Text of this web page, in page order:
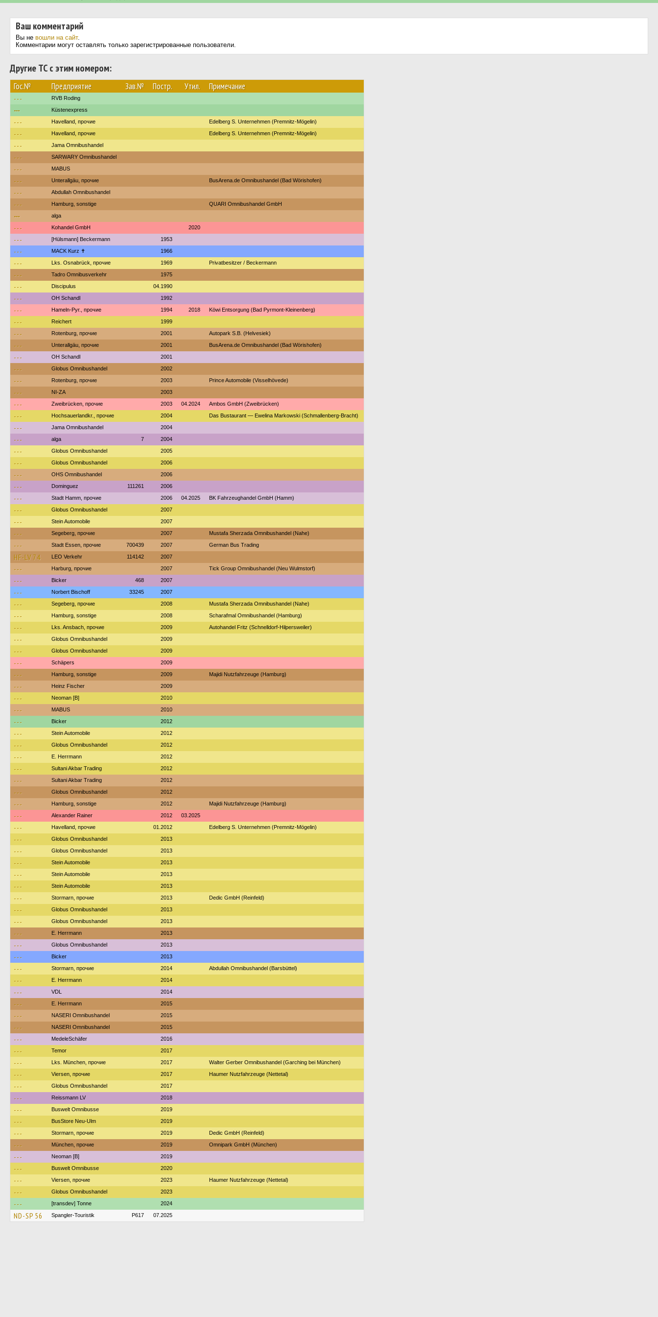
Ваш комментарий
Вы не вошли на сайт.
Комментарии могут оставлять только зарегистрированные пользователи.
Другие ТС с этим номером:
Гос.№ Предприятие Зав.№ Постр. Утил. Примечание
--- RVB Roding
--- Küstenexpress
--- Havelland, прочие Edelberg S. Unternehmen (Premnitz-Mögelin)
--- Havelland, прочие Edelberg S. Unternehmen (Premnitz-Mögelin)
--- Jama Omnibushandel
--- SARWARY Omnibushandel
--- MABUS
--- Unterallgäu, прочие BusArena.de Omnibushandel (Bad Wörishofen)
--- Abdullah Omnibushandel
--- Hamburg, sonstige QUARI Omnibushandel GmbH
--- alga
--- Kohandel GmbH 2020
--- [Hülsmann] Beckermann 1953
--- MACK Kurz ✝ 1966
--- Lks. Osnabrück, прочие 1969 Privatbesitzer / Beckermann
--- Tadro Omnibusverkehr 1975
--- Discipulus 04.1990
--- OH Schandl 1992
--- Hameln-Pyr., прочие 1994 2018 Köwi Entsorgung (Bad Pyrmont-Kleinenberg)
--- Reichert 1999
--- Rotenburg, прочие 2001 Autopark S.B. (Helvesiek)
--- Unterallgäu, прочие 2001 BusArena.de Omnibushandel (Bad Wörishofen)
--- OH Schandl 2001
--- Globus Omnibushandel 2002
--- Rotenburg, прочие 2003 Prince Automobile (Visselhövede)
--- NI-ZA 2003
--- Zweibrücken, прочие 2003 04.2024 Ambos GmbH (Zweibrücken)
--- Hochsauerlandkr., прочие 2004 Das Bustaurant — Ewelina Markowski (Schmallenberg-Bracht)
--- Jama Omnibushandel 2004
--- alga 7 2004
--- Globus Omnibushandel 2005
--- Globus Omnibushandel 2006
--- OHS Omnibushandel 2006
--- Dominguez 111261 2006
--- Stadt Hamm, прочие 2006 04.2025 BK Fahrzeughandel GmbH (Hamm)
--- Globus Omnibushandel 2007
--- Stein Automobile 2007
--- Segeberg, прочие 2007 Mustafa Sherzada Omnibushandel (Nahe)
--- Stadt Essen, прочие 700439 2007 German Bus Trading
HF-LV 74 LEO Verkehr 114142 2007
--- Harburg, прочие 2007 Tick Group Omnibushandel (Neu Wulmstorf)
--- Bicker 468 2007
--- Norbert Bischoff 33245 2007
--- Segeberg, прочие 2008 Mustafa Sherzada Omnibushandel (Nahe)
--- Hamburg, sonstige 2008 Scharafmal Omnibushandel (Hamburg)
--- Lks. Ansbach, прочие 2009 Autohandel Fritz (Schnelldorf-Hilpersweiler)
--- Globus Omnibushandel 2009
--- Globus Omnibushandel 2009
--- Schäpers 2009
--- Hamburg, sonstige 2009 Majidi Nutzfahrzeuge (Hamburg)
--- Heinz Fischer 2009
--- Neoman [B] 2010
--- MABUS 2010
--- Bicker 2012
--- Stein Automobile 2012
--- Globus Omnibushandel 2012
--- E. Herrmann 2012
--- Sultani Akbar Trading 2012
--- Sultani Akbar Trading 2012
--- Globus Omnibushandel 2012
--- Hamburg, sonstige 2012 Majidi Nutzfahrzeuge (Hamburg)
--- Alexander Rainer 2012 03.2025
--- Havelland, прочие 01.2012 Edelberg S. Unternehmen (Premnitz-Mögelin)
--- Globus Omnibushandel 2013
--- Globus Omnibushandel 2013
--- Stein Automobile 2013
--- Stein Automobile 2013
--- Stein Automobile 2013
--- Stormarn, прочие 2013 Dedic GmbH (Reinfeld)
--- Globus Omnibushandel 2013
--- Globus Omnibushandel 2013
--- E. Herrmann 2013
--- Globus Omnibushandel 2013
--- Bicker 2013
--- Stormarn, прочие 2014 Abdullah Omnibushandel (Barsbüttel)
--- E. Herrmann 2014
--- VDL 2014
--- E. Herrmann 2015
--- NASERI Omnibushandel 2015
--- NASERI Omnibushandel 2015
--- MedeleSchäfer 2016
--- Temor 2017
--- Lks. München, прочие 2017 Walter Gerber Omnibushandel (Garching bei München)
--- Viersen, прочие 2017 Haumer Nutzfahrzeuge (Nettetal)
--- Globus Omnibushandel 2017
--- Reissmann LV 2018
--- Buswelt Omnibusse 2019
--- BusStore Neu-Ulm 2019
--- Stormarn, прочие 2019 Dedic GmbH (Reinfeld)
--- München, прочие 2019 Omnipark GmbH (München)
--- Neoman [B] 2019
--- Buswelt Omnibusse 2020
--- Viersen, прочие 2023 Haumer Nutzfahrzeuge (Nettetal)
--- Globus Omnibushandel 2023
--- [transdev] Tonne 2024
ND-SP 56 Spangler-Touristik P617 07.2025